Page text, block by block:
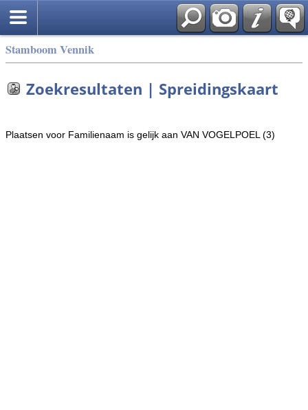
Stamboom Vennik
Zoekresultaten | Spreidingskaart
Plaatsen voor Familienaam is gelijk aan VAN VOGELPOEL (3)